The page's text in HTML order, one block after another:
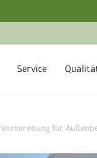
Service
Vorbereitung für